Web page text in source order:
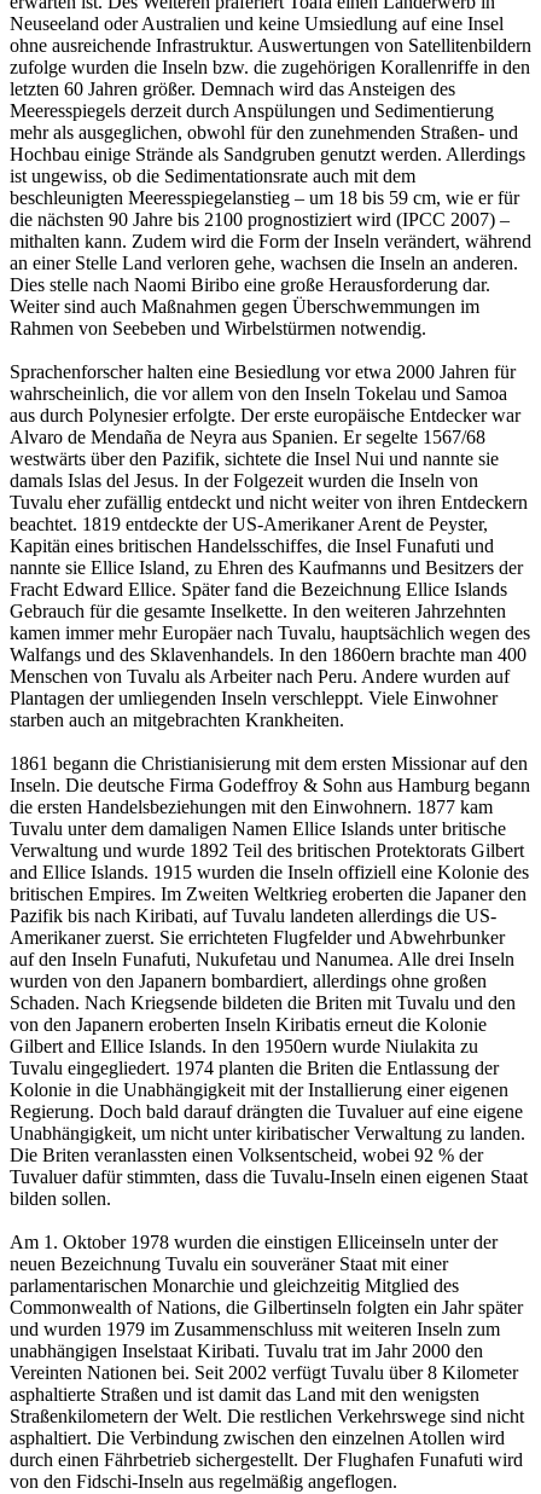
Neuseeland oder Australien und keine Umsiedlung auf eine Insel
ohne ausreichende Infrastruktur. Auswertungen von Satellitenbildern
zufolge wurden die Inseln bzw. die zugehörigen Korallenriffe in den
letzten 60 Jahren größer. Demnach wird das Ansteigen des
Meeresspiegels derzeit durch Anspülungen und Sedimentierung
mehr als ausgeglichen, obwohl für den zunehmenden Straßen- und
Hochbau einige Strände als Sandgruben genutzt werden. Allerdings
ist ungewiss, ob die Sedimentationsrate auch mit dem
beschleunigten Meeresspiegelanstieg – um 18 bis 59 cm, wie er für
die nächsten 90 Jahre bis 2100 prognostiziert wird (IPCC 2007) –
mithalten kann. Zudem wird die Form der Inseln verändert, während
an einer Stelle Land verloren gehe, wachsen die Inseln an anderen.
Dies stelle nach Naomi Biribo eine große Herausforderung dar.
Weiter sind auch Maßnahmen gegen Überschwemmungen im
Rahmen von Seebeben und Wirbelstürmen notwendig.
Sprachenforscher halten eine Besiedlung vor etwa 2000 Jahren für
wahrscheinlich, die vor allem von den Inseln Tokelau und Samoa
aus durch Polynesier erfolgte. Der erste europäische Entdecker war
Alvaro de Mendaña de Neyra aus Spanien. Er segelte 1567/68
westwärts über den Pazifik, sichtete die Insel Nui und nannte sie
damals Islas del Jesus. In der Folgezeit wurden die Inseln von
Tuvalu eher zufällig entdeckt und nicht weiter von ihren Entdeckern
beachtet. 1819 entdeckte der US-Amerikaner Arent de Peyster,
Kapitän eines britischen Handelsschiffes, die Insel Funafuti und
nannte sie Ellice Island, zu Ehren des Kaufmanns und Besitzers der
Fracht Edward Ellice. Später fand die Bezeichnung Ellice Islands
Gebrauch für die gesamte Inselkette. In den weiteren Jahrzehnten
kamen immer mehr Europäer nach Tuvalu, hauptsächlich wegen des
Walfangs und des Sklavenhandels. In den 1860ern brachte man 400
Menschen von Tuvalu als Arbeiter nach Peru. Andere wurden auf
Plantagen der umliegenden Inseln verschleppt. Viele Einwohner
starben auch an mitgebrachten Krankheiten.
1861 begann die Christianisierung mit dem ersten Missionar auf den
Inseln. Die deutsche Firma Godeffroy & Sohn aus Hamburg begann
die ersten Handelsbeziehungen mit den Einwohnern. 1877 kam
Tuvalu unter dem damaligen Namen Ellice Islands unter britische
Verwaltung und wurde 1892 Teil des britischen Protektorats Gilbert
and Ellice Islands. 1915 wurden die Inseln offiziell eine Kolonie des
britischen Empires. Im Zweiten Weltkrieg eroberten die Japaner den
Pazifik bis nach Kiribati, auf Tuvalu landeten allerdings die US-
Amerikaner zuerst. Sie errichteten Flugfelder und Abwehrbunker
auf den Inseln Funafuti, Nukufetau und Nanumea. Alle drei Inseln
wurden von den Japanern bombardiert, allerdings ohne großen
Schaden. Nach Kriegsende bildeten die Briten mit Tuvalu und den
von den Japanern eroberten Inseln Kiribatis erneut die Kolonie
Gilbert and Ellice Islands. In den 1950ern wurde Niulakita zu
Tuvalu eingegliedert. 1974 planten die Briten die Entlassung der
Kolonie in die Unabhängigkeit mit der Installierung einer eigenen
Regierung. Doch bald darauf drängten die Tuvaluer auf eine eigene
Unabhängigkeit, um nicht unter kiribatischer Verwaltung zu landen.
Die Briten veranlassten einen Volksentscheid, wobei 92 % der
Tuvaluer dafür stimmten, dass die Tuvalu-Inseln einen eigenen Staat
bilden sollen.
Am 1. Oktober 1978 wurden die einstigen Elliceinseln unter der
neuen Bezeichnung Tuvalu ein souveräner Staat mit einer
parlamentarischen Monarchie und gleichzeitig Mitglied des
Commonwealth of Nations, die Gilbertinseln folgten ein Jahr später
und wurden 1979 im Zusammenschluss mit weiteren Inseln zum
unabhängigen Inselstaat Kiribati. Tuvalu trat im Jahr 2000 den
Vereinten Nationen bei. Seit 2002 verfügt Tuvalu über 8 Kilometer
asphaltierte Straßen und ist damit das Land mit den wenigsten
Straßenkilometern der Welt. Die restlichen Verkehrswege sind nicht
asphaltiert. Die Verbindung zwischen den einzelnen Atollen wird
durch einen Fährbetrieb sichergestellt. Der Flughafen Funafuti wird
von den Fidschi-Inseln aus regelmäßig angeflogen.